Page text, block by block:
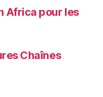
Africa pour les
Chaînes